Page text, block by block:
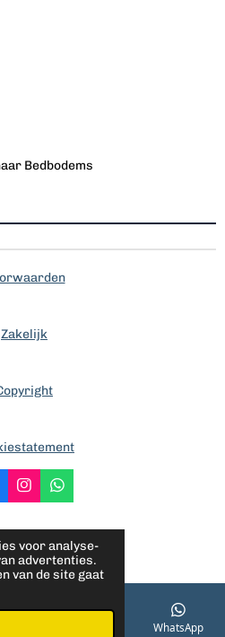
voor analyse-
advertenties.
van de site gaat
Bedbodems
Zakelijk
I
n
t
a
g
r
m
W
h
t
s
A
p
WhatsApp